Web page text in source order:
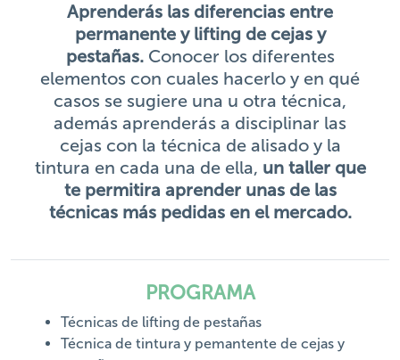
Aprenderás las diferencias entre
permanente y lifting de cejas y
pestañas.Conocer los diferentes
elementos con cuales hacerlo y en qué
casos se sugiere una u otra técnica,
además aprenderás a disciplinar las
cejas con la técnica de alisado y la
tintura en cada una de ella, un taller que
te permitira aprender unas de las
técnicas más pedidas en el mercado.
PROGRAMA
Técnicas de lifting de pestañas
Técnica de tintura y pemantente de cejas y